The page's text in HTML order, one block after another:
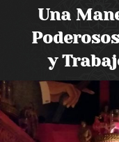
Una
y